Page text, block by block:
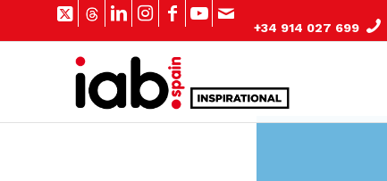
+34 914 027 699